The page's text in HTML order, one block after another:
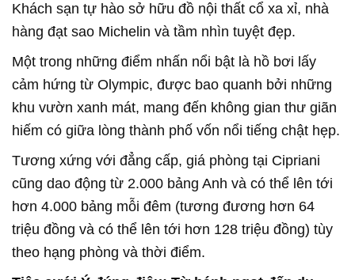
Khách sạn tự hào sở hữu đồ nội thất cổ xa xỉ, nhà
hàng đạt sao Michelin và tầm nhìn tuyệt đẹp.
Một trong những điểm nhấn nổi bật là hồ bơi lấy
cảm hứng từ Olympic, được bao quanh bởi những
khu vườn xanh mát, mang đến không gian thư giãn
hiếm có giữa lòng thành phố vốn nổi tiếng chật hẹp.
Tương xứng với đẳng cấp, giá phòng tại Cipriani
cũng dao động từ 2.000 bảng Anh và có thể lên tới
hơn 4.000 bảng mỗi đêm (tương đương hơn 64
triệu đồng và có thể lên tới hơn 128 triệu đồng) tùy
theo hạng phòng và thời điểm.